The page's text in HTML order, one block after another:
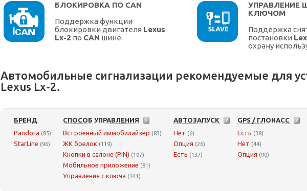
БЛОКИРОВКА ПО CAN
Поддержка функции
блокировки двигателя Lexus
Lx-2 по CAN шине.
УПРАВЛЕНИЕ
КЛЮЧОМ
Поддержка
постановки
охрану
Автомобильные сигнализации рекомендуемые для
Lexus Lx-2.
БРЕНД
Pandora (85)
StarLine (96)
СПОСОБ УПРАВЛЕНИЯ
Встроенный иммобилайзер (83)
ЖК брелок (119)
Кнопки в салоне (PIN) (107)
Мобильное приложение (81)
Управления с ключа (141)
АВТОЗАПУСК
Нет (6)
Опция (26)
Есть (137)
GPS / ГЛОНАСС
Есть (38)
Нет (44)
Опция (90)